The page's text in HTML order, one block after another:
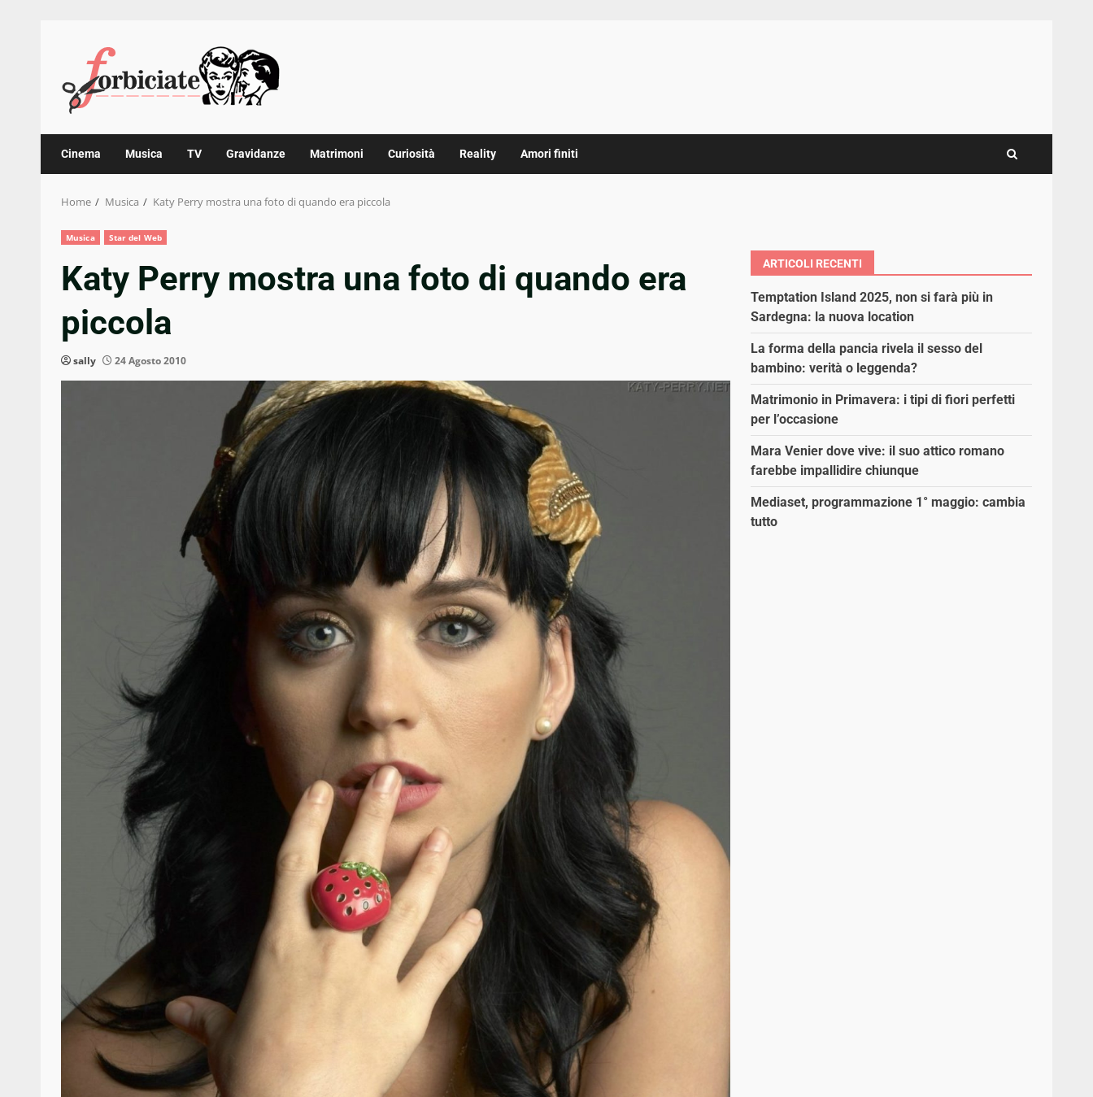
content
Cinema Musica TV Gravidanze Matrimoni Curiosità Reality Amori finiti
Home Musica Katy Perry mostra una foto di quando era piccola
Musica Star del Web
Katy Perry mostra una foto di quando era
piccola
sally 24 Agosto 2010
ARTICOLI RECENTI
Temptation Island 2025, non si farà più in
Sardegna: la nuova location
La forma della pancia rivela il sesso del
bambino: verità o leggenda?
Matrimonio in Primavera: i tipi di fiori perfetti
per l’occasione
Mara Venier dove vive: il suo attico romano
farebbe impallidire chiunque
Mediaset, programmazione 1° maggio: cambia
tutto